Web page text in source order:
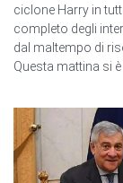
ciclone Harry in
completo degli
dal maltempo di
Questa mattina si